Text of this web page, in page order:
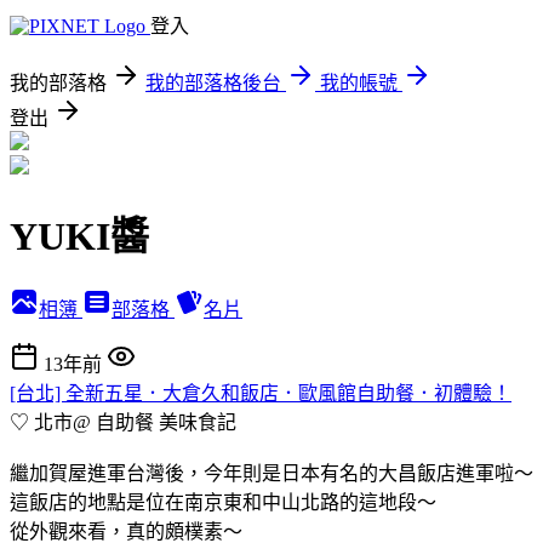
登入
我的部落格 我的部落格後台
我的帳號
登出
YUKI醬
相簿 部落格 名片
13年前
[台北] 全新五星．大倉久和飯店．歐風館自助餐．初體驗！
♡ 北市@ 自助餐 美味食記
繼加賀屋進軍台灣後，今年則是日本有名的大昌飯店進軍啦～
這飯店的地點是位在南京東和中山北路的這地段～
從外觀來看，真的頗樸素～